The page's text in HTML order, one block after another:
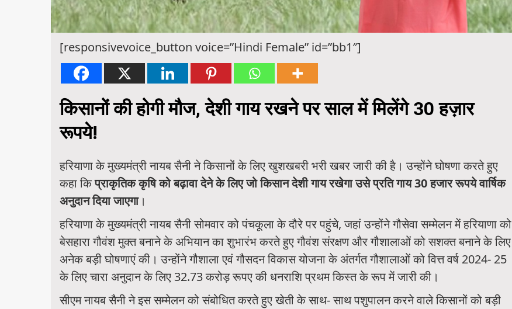
[responsivevoice_button voice=”Hindi Female” id=”bb1″]
किसानों की होगी मौज, देशी गाय रखने पर साल में मिलेंगे 30 हज़ार
रूपये!
हरियाणा के मुख्यमंत्री नायब सैनी ने किसानों के लिए खुशखबरी भरी खबर जारी की है। उन्होंने घोषणा करते हुए
कहा किप्राकृतिक कृषि को बढ़ावा देने के लिए जो किसान देशी गाय रखेगा उसे प्रति गाय 30 हजार रूपये वार्षिक
अनुदान दिया जाएगा।
हरियाणा के मुख्यमंत्री नायब सैनी सोमवार को पंचकूला के दौरे पर पहुंचे, जहां उन्होंने गौसेवा सम्मेलन में हरियाणा को
बेसहारा गौवंश मुक्त बनाने के अभियान का शुभारंभ करते हुए गौवंश संरक्षण और गौशालाओं को सशक्त बनाने के लिए
अनेक बड़ी घोषणाएं की। उन्होंने गौशाला एवं गौसदन विकास योजना के अंतर्गत गौशालाओं को वित्त वर्ष 2024- 25
के लिए चारा अनुदान के लिए 32.73 करोड़ रूपए की धनराशि प्रथम किस्त के रूप में जारी की।
सीएम नायब सैनी ने इस सम्मेलन को संबोधित करते हुए खेती के साथ- साथ पशुपालन करने वाले किसानों को बड़ी